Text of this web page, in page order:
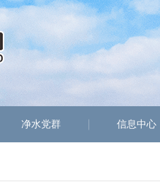
净水党群 信息中心